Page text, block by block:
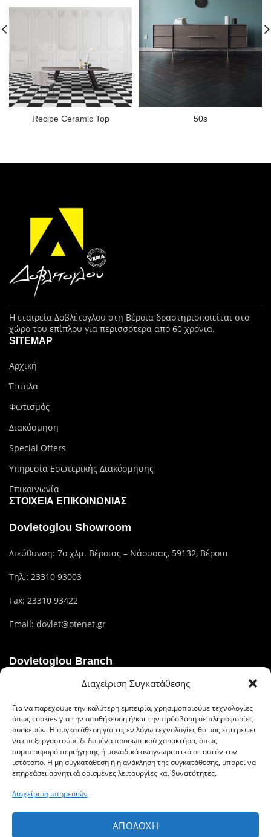
Διαχείριση Συγκατάθεσης
Για να παρέχουμε την καλύτερη εμπειρία, χρησιμοποιούμε τεχνολογίες
όπως cookies για την αποθήκευση ή/και την πρόσβαση σε πληροφορίες
συσκευών. Η συγκατάθεση για τις εν λόγω τεχνολογίες θα μας επιτρέψει
να επεξεργαστούμε δεδομένα προσωπικού χαρακτήρα, όπως
συμπεριφορά περιήγησης ή μοναδικά αναγνωριστικά σε αυτόν τον
ιστότοπο. Η μη συγκατάθεση ή η ανάκληση της συγκατάθεσης, μπορεί να
επηρεάσει αρνητικά ορισμένες λειτουργίες και δυνατότητες.
Διαχείριση υπηρεσιών
ΑΠΟΔΟΧΉ
Recipe Ceramic Top 50s
Η εταιρεία Δοβλέτογλου στη Βέροια δραστηριοποιείται στο
χώρο του επίπλου για περισσότερα από 60 χρόνια.
SITEMAP
Αρχική
Έπιπλα
Φωτισμός
Διακόσμηση
Special Offers
Υπηρεσία Εσωτερικής Διακόσμησης
Επικοινωνία
ΣΤΟΙΧΕΊΑ ΕΠΙΚΟΙΝΩΝΊΑΣ
Dovletoglou Showroom
Διεύθυνση: 7ο χλμ. Βέροιας – Νάουσας, 59132, Βέροια
Τηλ.: 23310 93003
Fax: 23310 93422
Email: dovlet@otenet.gr
Dovletoglou Branch
Διεύθυνση: Πίνδου 17, 59132,Βέροια
Τηλ.: 23310 60376
Fax: 23310 93422
Email: dovlet@otenet.gr